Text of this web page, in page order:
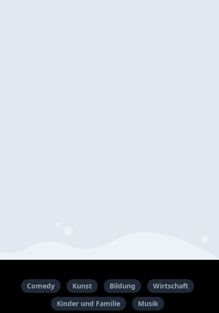
Comedy Kunst Bildung
Wirtschaft
Kinder und Familie
Musik